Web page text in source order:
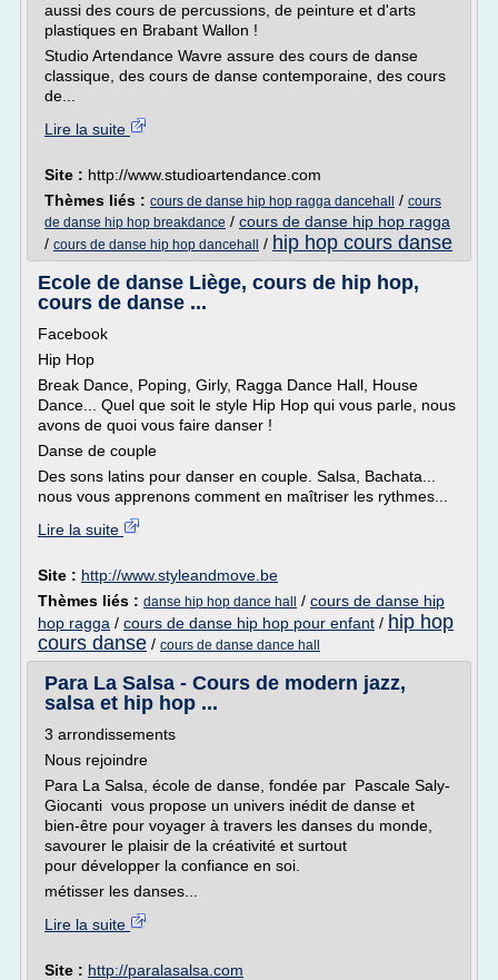
aussi des cours de percussions, de peinture et d'arts
plastiques en Brabant Wallon !
Studio Artendance Wavre assure des cours de danse
classique, des cours de danse contemporaine, des cours
de...
Lire la suite
Site : http://www.studioartendance.com
Thèmes liés : cours de danse hip hop ragga dancehall / cours
de danse hip hop breakdance / cours de danse hip hop ragga
/ cours de danse hip hop dancehall / hip hop cours danse
Ecole de danse Liège, cours de hip hop,
cours de danse ...
Facebook
Hip Hop
Break Dance, Poping, Girly, Ragga Dance Hall, House
Dance... Quel que soit le style Hip Hop qui vous parle, nous
avons de quoi vous faire danser !
Danse de couple
Des sons latins pour danser en couple. Salsa, Bachata...
nous vous apprenons comment en maîtriser les rythmes...
Lire la suite
Site : http://www.styleandmove.be
Thèmes liés : danse hip hop dance hall / cours de danse hip
hop ragga / cours de danse hip hop pour enfant / hip hop
cours danse / cours de danse dance hall
Para La Salsa - Cours de modern jazz,
salsa et hip hop ...
3 arrondissements
Nous rejoindre
Para La Salsa, école de danse, fondée par Pascale Saly-
Giocanti vous propose un univers inédit de danse et
bien-être pour voyager à travers les danses du monde,
savourer le plaisir de la créativité et surtout
pour développer la confiance en soi.
métisser les danses...
Lire la suite
Site : http://paralasalsa.com